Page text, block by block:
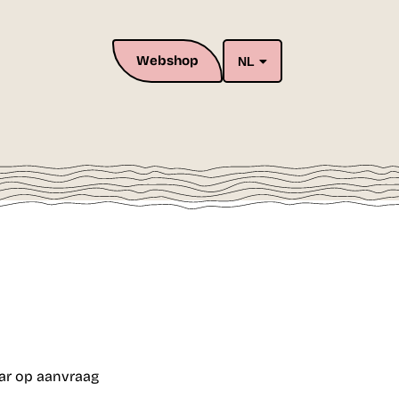
Webshop NL
op aanvraag